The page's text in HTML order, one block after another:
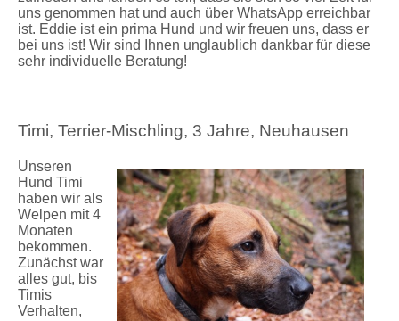
uns genommen hat und auch über WhatsApp erreichbar
ist. Eddie ist ein prima Hund und wir freuen uns, dass er
bei uns ist! Wir sind Ihnen unglaublich dankbar für diese
sehr individuelle Beratung!
Timi, Terrier-Mischling, 3 Jahre, Neuhausen
Unseren
Hund Timi
haben wir als
Welpen mit 4
Monaten
bekommen.
Zunächst war
alles gut, bis
Timis
Verhalten,